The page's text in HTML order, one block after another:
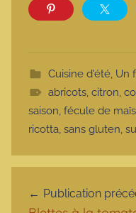
Cuisine d'été, Un
abricots, citron,
saison, fécule de maïs
ricotta, sans gluten,
Publication